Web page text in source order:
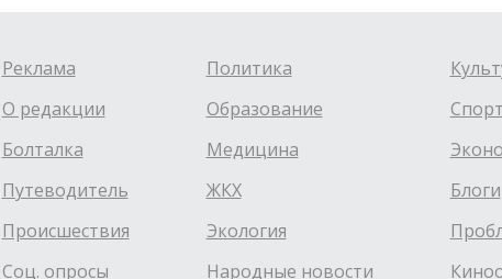
Реклама
О редакции
Болталка
Путеводитель
Происшествия
Соц. опросы
Политика
Образование
Медицина
ЖКХ
Экология
Народные новости
Спорт
Блоги